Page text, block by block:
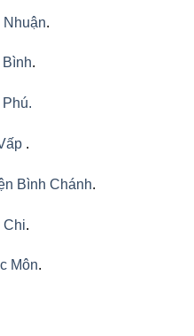
Nhuận.
Bình.
.
.
Bình Chánh.
Chi.
Môn.